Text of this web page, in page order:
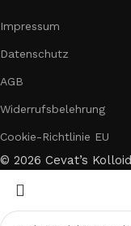
Impressum
Datenschutz
AGB
Widerrufsbelehrung
Cookie-Richtlinie EU
© 2026 Cevat’s